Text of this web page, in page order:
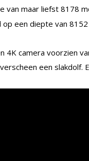
van maar liefst 8178
een diepte van
4K camera voorzien
een slakdolf.